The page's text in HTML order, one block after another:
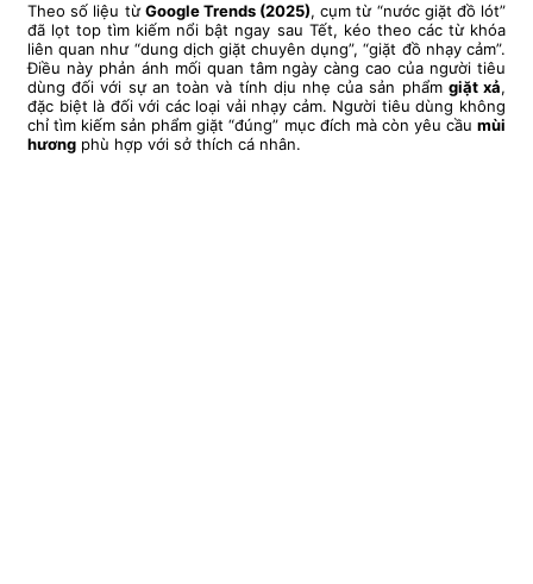
Theo số liệu từGoogle Trends (2025), cụm từ “nước giặt đồ lót”
đã lọt top tìm kiếm nổi bật ngay sau Tết, kéo theo các từ khóa
liên quan như “dung dịch giặt chuyên dụng”, “giặt đồ nhạy cảm”.
Điều này phản ánh mối quan tâm ngày càng cao của người tiêu
dùng đối với sự an toàn và tính dịu nhẹ của sản phẩm giặt xả,
đặc biệt là đối với các loại vải nhạy cảm. Người tiêu dùng không
chỉ tìm kiếm sản phẩm giặt “đúng” mục đích mà còn yêu cầu mùi
hương phù hợp với sở thích cá nhân.